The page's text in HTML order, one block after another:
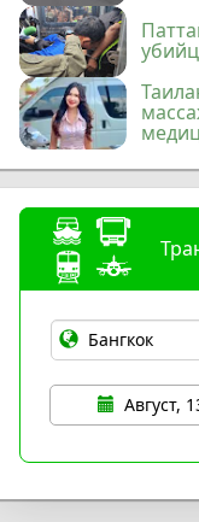
Август,